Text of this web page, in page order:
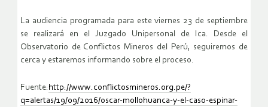
La audiencia programada para este viernes 23 de septiembre
se realizará en el Juzgado Unipersonal de Ica. Desde el
Observatorio de Conflictos Mineros del Perú, seguiremos de
cerca y estaremos informando sobre el proceso.
Fuente: http://www.conflictosmineros.org.pe/?
q=alertas/19/09/2016/oscar-mollohuanca-y-el-caso-espinar-